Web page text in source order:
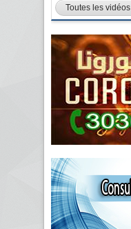
Toutes les vidéos